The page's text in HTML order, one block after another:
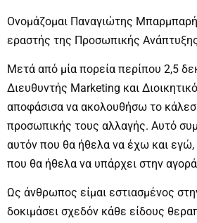
Ονομάζομαι Παναγιώτης
εραστής της Προσωπικής
Μετά από μία πορεία περίπου 2,5
Διευθυντής Marketing και
αποφάσισα να ακολουθήσω το
προσωπικής τους αλλαγής. Αυτό
αυτόν που θα ήθελα να έχω και
που θα ήθελα να υπάρχει στην
Ως άνθρωπος είμαι εστιασμένος
δοκιμάσει σχεδόν κάθε είδους